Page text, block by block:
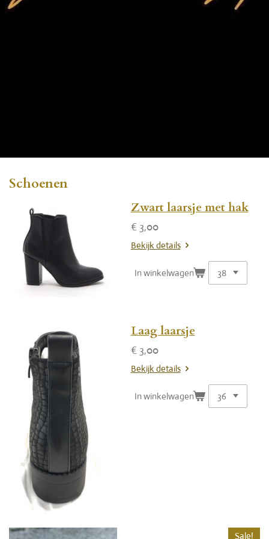
Schoenen
Zwart laarsje met hak
€ 3,00
Bekijk details
In winkelwagen
Laag laarsje
€ 3,00
Bekijk details
In winkelwagen
Sale!